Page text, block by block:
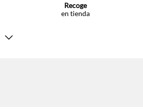
Recoge
en tienda